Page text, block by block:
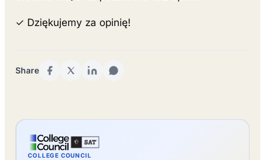
✓ Dziękujemy za opinię!
Share
COLLEGE COUNCIL